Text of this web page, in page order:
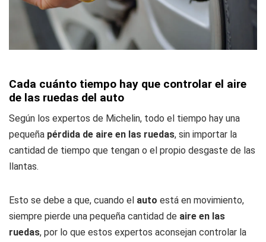
Cada cuánto tiempo hay que controlar el aire
de las ruedas del auto
Según los expertos de Michelin, todo el tiempo hay una
pequeña pérdida de aire en las ruedas, sin importar la
cantidad de tiempo que tengan o el propio desgaste de las
llantas.
Esto se debe a que, cuando el auto está en movimiento,
siempre pierde una pequeña cantidad de aire en las
ruedas, por lo que estos expertos aconsejan controlar la